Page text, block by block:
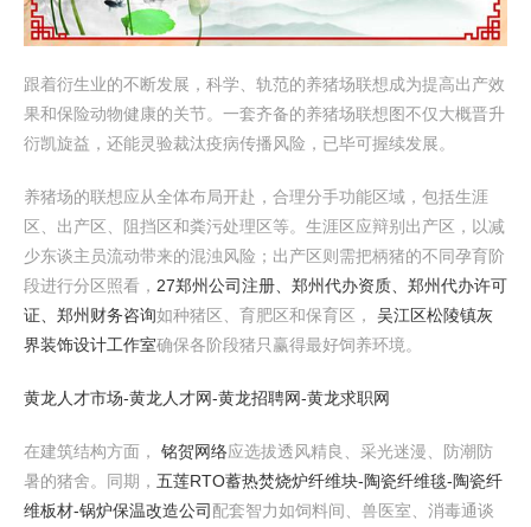
跟着衍生业的不断发展，科学、轨范的养猪场联想成为提高出产效
果和保险动物健康的关节。一套齐备的养猪场联想图不仅大概晋升
衍凯旋益，还能灵验裁汰疫病传播风险，已毕可握续发展。
养猪场的联想应从全体布局开赴，合理分手功能区域，包括生涯
区、出产区、阻挡区和粪污处理区等。生涯区应辩别出产区，以减
少东谈主员流动带来的混浊风险；出产区则需把柄猪的不同孕育阶
段进行分区照看， 27郑州公司注册、郑州代办资质、郑州代办许可
证、郑州财务咨询如种猪区、育肥区和保育区， 吴江区松陵镇灰
界装饰设计工作室确保各阶段猪只赢得最好饲养环境。
黄龙人才市场-黄龙人才网-黄龙招聘网-黄龙求职网
在建筑结构方面， 铭贺网络应选拔透风精良、采光迷漫、防潮防
暑的猪舍。同期， 五莲RTO蓄热焚烧炉纤维块-陶瓷纤维毯-陶瓷纤
维板材-锅炉保温改造公司配套智力如饲料间、兽医室、消毒通谈